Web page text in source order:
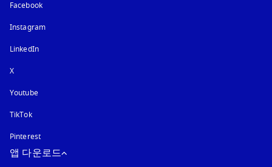
Facebook
Instagram새 탭에서 열림
LinkedIn
X
Youtube새 탭에서 열림
TikTok
Pinterest
앱 다운로드